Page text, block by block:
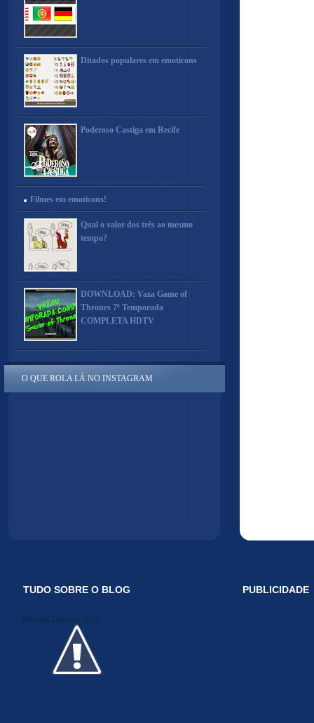
Ditados populares em emoticons
Poderoso Castiga em Recife
Filmes em emoticons!
Qual o valor dos três ao mesmo
tempo?
DOWNLOAD: Vaza Game of
Thrones 7ª Temporada
COMPLETA HDTV
O QUE ROLA LÁ NO INSTAGRAM
TUDO SOBRE O BLOG
Midiakit Danosse 2014
PUBLICIDADE